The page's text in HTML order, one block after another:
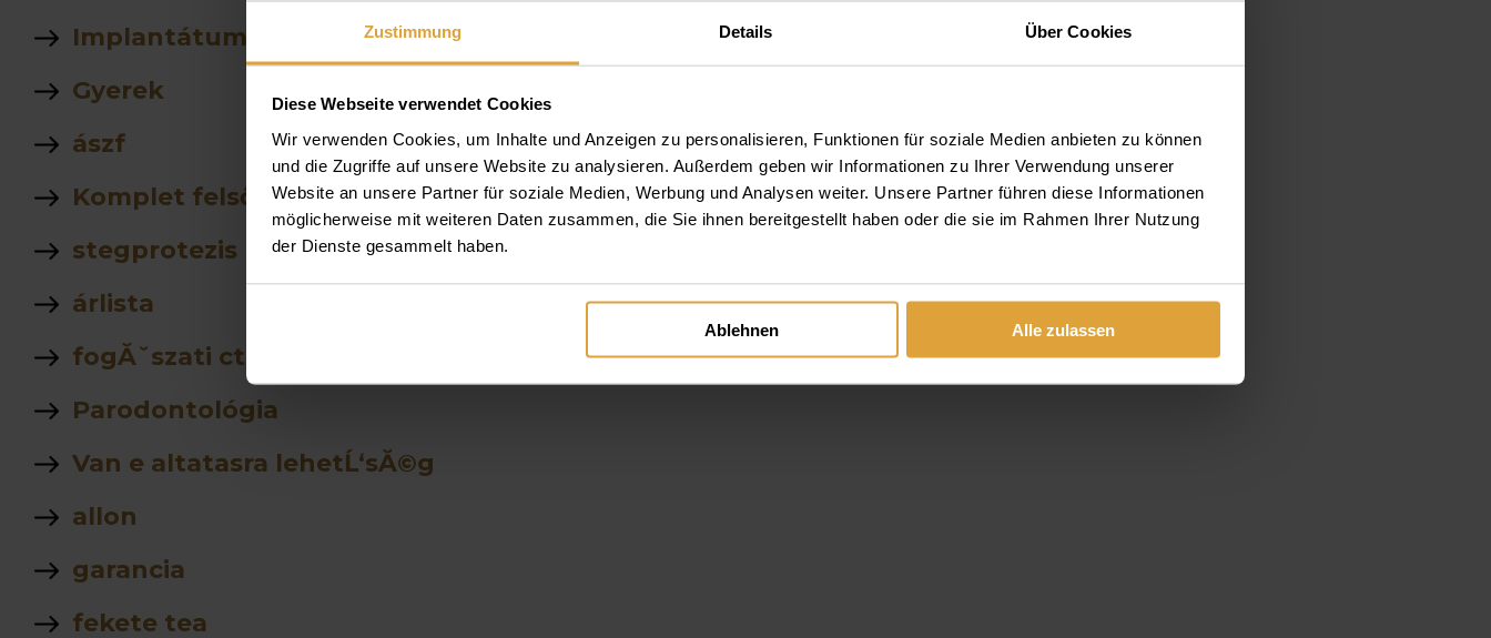
Zustimmung Details Über Cookies
Diese Webseite verwendet Cookies
Wir verwenden Cookies, um Inhalte und Anzeigen zu personalisieren, Funktionen für soziale Medien anbieten zu können
und die Zugriffe auf unsere Website zu analysieren. Außerdem geben wir Informationen zu Ihrer Verwendung unserer
Website an unsere Partner für soziale Medien, Werbung und Analysen weiter. Unsere Partner führen diese Informationen
möglicherweise mit weiteren Daten zusammen, die Sie ihnen bereitgestellt haben oder die sie im Rahmen Ihrer Nutzung
der Dienste gesammelt haben.
Ablehnen Alle zulassen
Implantátum
Gyerek
ászf
Komplet felső rögzített fogsor ára
stegprotezis
árlista
fogĂˇszati ct
Parodontológia
Van e altatasra lehetĹ‘sĂ©g
allon
garancia
fekete tea